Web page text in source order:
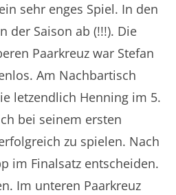
sehr enges Spiel. In den
der Saison ab (!!!). Die
Paarkreuz war Stefan
Am Nachbartisch
letzendlich Henning im 5.
bei seinem ersten
zu spielen. Nach
im Finalsatz entscheiden.
Im unteren Paarkreuz